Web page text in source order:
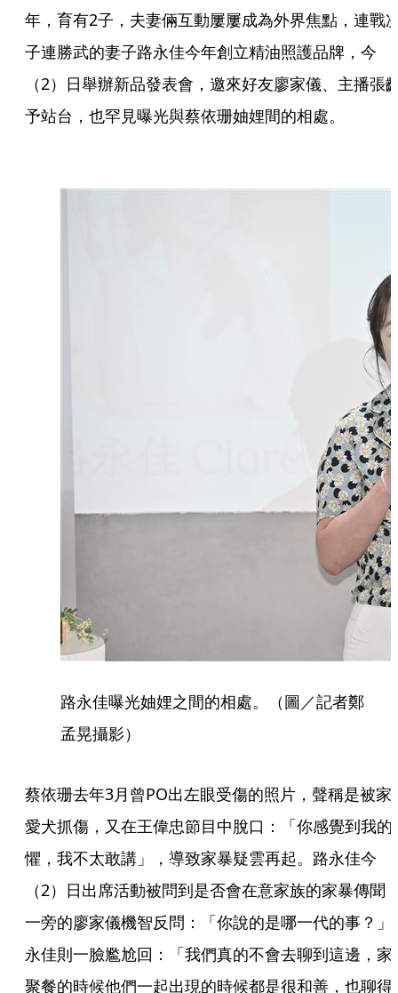
年，育有2子，夫妻倆互動屢屢成為外界焦點，連戰
子連勝武的妻子路永佳今年創立精油照護品牌，今
（2）日舉辦新品發表會，邀來好友廖家儀、主播張
予站台，也罕見曝光與蔡依珊妯娌間的相處。
路永佳曝光妯娌之間的相處。（圖／記者鄭
孟晃攝影）
蔡依珊去年3月曾PO出左眼受傷的照片，聲稱是被家
愛犬抓傷，又在王偉忠節目中脫口：「你感覺到我的
懼，我不太敢講」，導致家暴疑雲再起。路永佳今
（2）日出席活動被問到是否會在意家族的家暴傳聞
一旁的廖家儀機智反問：「你說的是哪一代的事？」
永佳則一臉尷尬回：「我們真的不會去聊到這邊，家
聚餐的時候他們一起出現的時候都是很和善，也聊得